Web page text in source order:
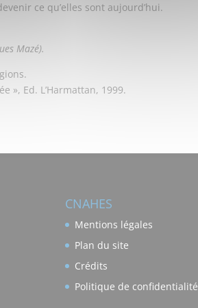
ce qu’elles sont aujourd’hui.
Mazé).
», Ed. L’Harmattan, 1999.
CNAHES
Mentions légales
Plan du site
Crédits
Politique de confidentialité